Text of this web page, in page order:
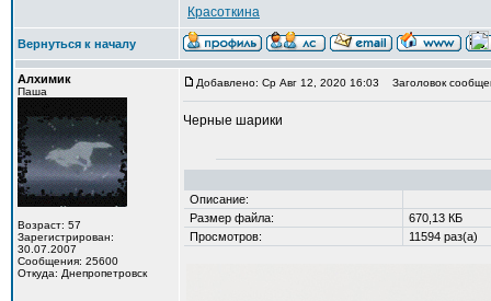
Красоткина
Вернуться к началу
Алхимик
Паша
Возраст: 57
Зарегистрирован:
30.07.2007
Сообщения: 25600
Откуда: Днепропетровск
Добавлено: Ср Авг 12, 2020 16:03 Заголовок
Черные шарики
Описание:
Размер файла:
670,13 КБ
Просмотров:
11594 раз(а)